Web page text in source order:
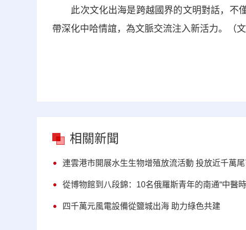
此次文化出海是跨越國界的文明對話，不
帶深化中哈情誼，為文脈交流注入新活力。（文
相關新聞
連雲港市開展水生生物增殖放流活動 投放近千萬
從博物館到八段錦：10名俄羅斯青年的南通“中醫
四千萬元風電設備從鹽城出海 助力綠色共建